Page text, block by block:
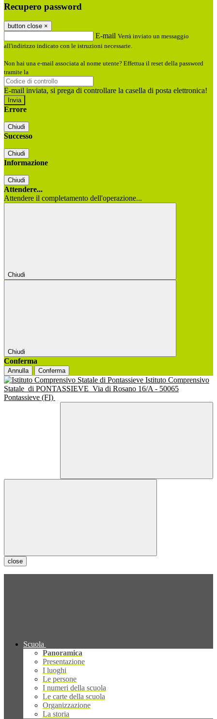
Recupero password
button close ×
E-mail Verrà inviato un messaggio
all'indirizzo indicato con le istruzioni necessarie.
Non hai una e-mail associata al nome utente? Effettua il reset della password
tramite la
E-mail inviata, si prega di controllare la casella di posta elettronica!
Errore
Chiudi
Successo
Chiudi
Informazione
Chiudi
Attendere...
Attendere il completamento dell'operazione...
Chiudi
Chiudi
Conferma
Annulla Conferma
Istituto Comprensivo
Statale di PONTASSIEVE Via di Rosano 16/A - 50065
Pontassieve (FI)
close
Scuola
Panoramica
Presentazione
I luoghi
Le persone
I numeri della scuola
Le carte della scuola
Organizzazione
La storia